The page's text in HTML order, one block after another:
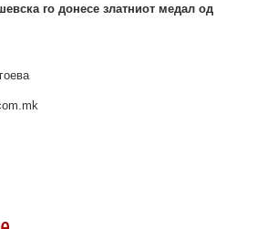
го донесе златниот медал од